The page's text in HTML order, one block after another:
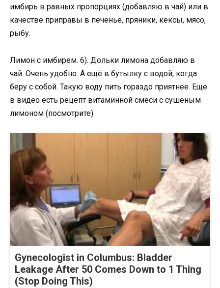
имбирь в равных пропорциях (добавляю в чай) или в
качестве приправы в печенье, пряники, кексы, мясо,
рыбу.
Лимон с имбирем. 6). Дольки лимона добавляю в
чай. Очень удобно. А ещё в бутылку с водой, когда
беру с собой. Такую воду пить гораздо приятнее. Ещё
в видео есть рецепт витаминной смеси с сушеным
лимоном (посмотрите).
Gynecologist in Columbus: Bladder
Leakage After 50 Comes Down to 1 Thing
(Stop Doing This)